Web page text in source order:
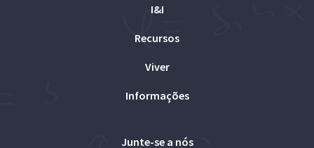
I&I
Recursos
Viver
Informações
Junte-se a nós